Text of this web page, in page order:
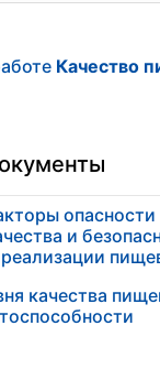
Качество
опасности
и
качества